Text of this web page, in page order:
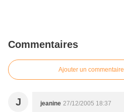
Commentaires
Ajouter un commentaire
J jeanine 27/12/2005 18:37